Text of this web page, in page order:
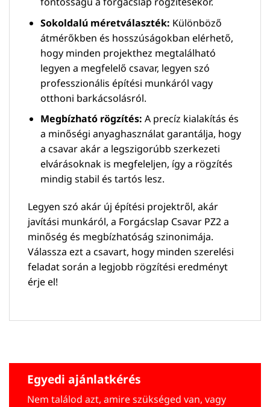
Sokoldalú méretválaszték: Különböző
átmérőkben és hosszúságokban elérhető,
hogy minden projekthez megtalálható
legyen a megfelelő csavar, legyen szó
professzionális építési munkáról vagy
otthoni barkácsolásról.
Megbízható rögzítés: A precíz kialakítás és
a minőségi anyaghasználat garantálja, hogy
a csavar akár a legszigorúbb szerkezeti
elvárásoknak is megfeleljen, így a rögzítés
mindig stabil és tartós lesz.
Legyen szó akár új építési projektről, akár
javítási munkáról, a Forgácslap Csavar PZ2 a
minőség és megbízhatóság szinonimája.
Válassza ezt a csavart, hogy minden szerelési
feladat során a legjobb rögzítési eredményt
érje el!
Egyedi ajánlatkérés
Nem találod azt, amire szükséged van, vagy